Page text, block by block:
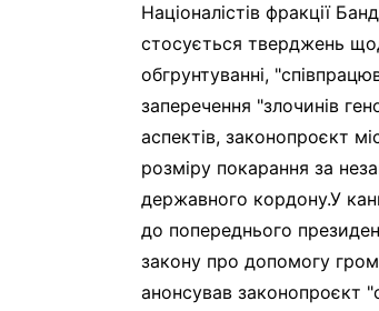
Націоналістів фракції
стосується тверджень
обгрунтуванні,
заперечення "злочинів
аспектів, законопроєкт
розміру покарання за
державного кордону.У
до попереднього
закону про допомогу
анонсував законопроєкт